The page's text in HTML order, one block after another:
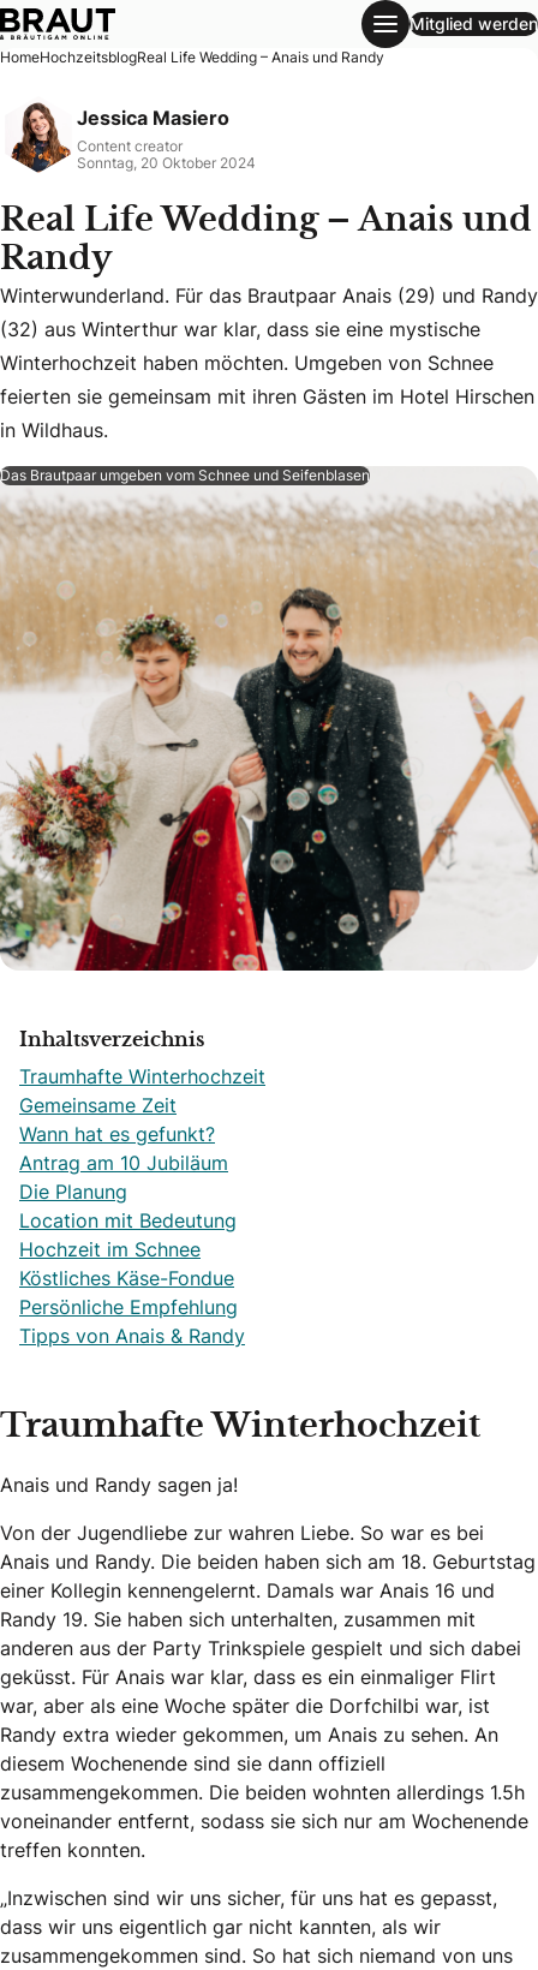
Real Life Wedding – Anais und Randy
Mitglied werden
HomeHochzeitsblogReal Life Wedding – Anais und Randy
Jessica Masiero
Content creator
Sonntag, 20 Oktober 2024
Real Life Wedding – Anais und
Randy
Winterwunderland. Für das Brautpaar Anais (29) und
Winterwunderland. Für das Brautpaar Anais (29) und Randy
(32) aus Winterthur war klar, dass sie eine mystische
Winterhochzeit haben möchten. Umgeben von Schnee
feierten sie gemeinsam mit ihren Gästen im Hotel Hirschen
in Wildhaus.
Das Brautpaar umgeben vom Schnee und Seifenblasen
Inhaltsverzeichnis
Traumhafte Winterhochzeit
Gemeinsame Zeit
Wann hat es gefunkt?
Antrag am 10 Jubiläum
Die Planung
Location mit Bedeutung
Hochzeit im Schnee
Köstliches Käse-Fondue
Persönliche Empfehlung
Tipps von Anais & Randy
Traumhafte Winterhochzeit
Anais und Randy sagen ja!
Von der Jugendliebe zur wahren Liebe. So war es bei
Anais und Randy. Die beiden haben sich am 18. Geburtstag
einer Kollegin kennengelernt. Damals war Anais 16 und
Randy 19. Sie haben sich unterhalten, zusammen mit
anderen aus der Party Trinkspiele gespielt und sich dabei
geküsst. Für Anais war klar, dass es ein einmaliger Flirt
war, aber als eine Woche später die Dorfchilbi war, ist
Randy extra wieder gekommen, um Anais zu sehen. An
diesem Wochenende sind sie dann offiziell
zusammengekommen. Die beiden wohnten allerdings 1.5h
voneinander entfernt, sodass sie sich nur am Wochenende
treffen konnten.
„Inzwischen sind wir uns sicher, für uns hat es gepasst,
dass wir uns eigentlich gar nicht kannten, als wir
zusammengekommen sind. So hat sich niemand von uns